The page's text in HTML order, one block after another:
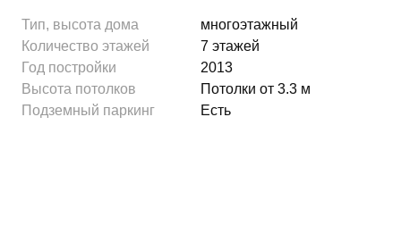
Тип, высота дома
многоэтажный
Количество этажей
7 этажей
Год постройки
2013
Высота потолков
Потолки от 3.3 м
Подземный паркинг
Есть